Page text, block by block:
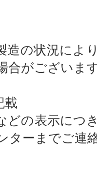
造の状況によ
合がございま
載
どの表示につ
ターまでご連